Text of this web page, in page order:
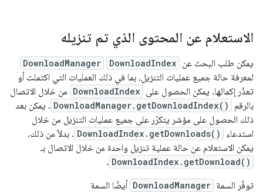
الاستعلام عن المحتوى الذي تم تنزيله
يمكن طلب البحث عن DownloadIndex
DownloadManager
لمعرفة حالة جميع عمليات التنزيل، بما في ذلك العمليات التي اكتملت أو
تعذّر إكمالها. يمكن الحصول على DownloadIndex من خلال الاتصال
بالرقم
DownloadManager.getDownloadIndex() . يمكن بعد
ذلك الحصول على مؤشر يتكرّر على جميع عمليات التنزيل من خلال
استدعاء
DownloadIndex.getDownloads() . بدلاً من ذلك،
يمكن الاستعلام عن حالة عملية تنزيل واحدة من خلال الاتصال بـ
DownloadIndex.getDownload()
.
توفّر السمة DownloadManager أيضًا السمة